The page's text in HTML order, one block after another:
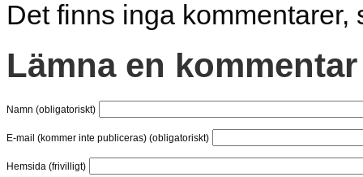
Det finns inga kommentarer,
Lämna en kommentar
Namn (obligatoriskt)
E-mail (kommer inte publiceras) (obligatoriskt)
Hemsida (frivilligt)